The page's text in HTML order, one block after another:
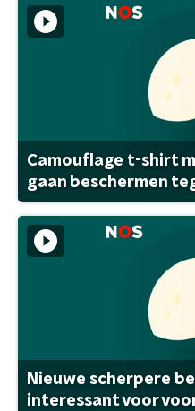
Camouflage t-shirt
gaan beschermen
Nieuwe scherpere
interessant voor